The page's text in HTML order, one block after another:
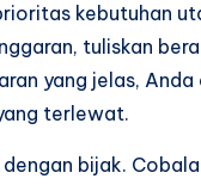
kebutuhan
tuliskan
yang jelas,
terlewat.
bijak.